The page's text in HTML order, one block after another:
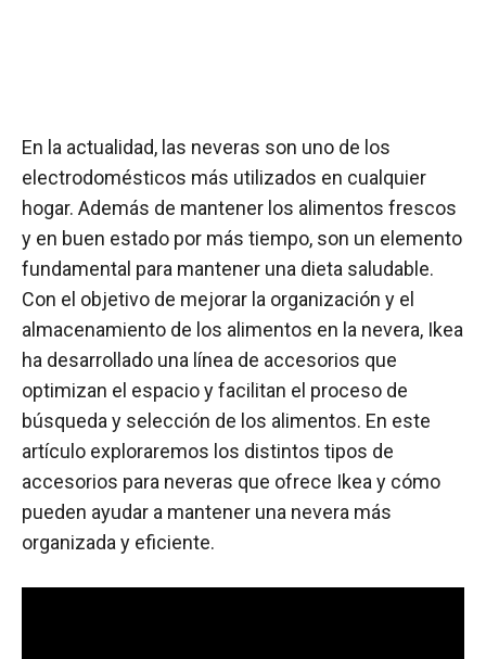
En la actualidad, las neveras son uno de los
electrodomésticos más utilizados en cualquier
hogar. Además de mantener los alimentos frescos
y en buen estado por más tiempo, son un elemento
fundamental para mantener una dieta saludable.
Con el objetivo de mejorar la organización y el
almacenamiento de los alimentos en la nevera, Ikea
ha desarrollado una línea de accesorios que
optimizan el espacio y facilitan el proceso de
búsqueda y selección de los alimentos. En este
artículo exploraremos los distintos tipos de
accesorios para neveras que ofrece Ikea y cómo
pueden ayudar a mantener una nevera más
organizada y eficiente.